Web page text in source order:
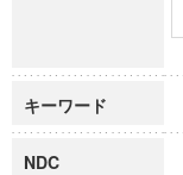
キーワード
NDC